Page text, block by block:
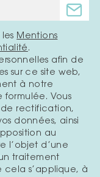
Mentions
.
afin de
sur ce site web,
à notre
Vous
de rectification,
données, ainsi
au
l’objet d’une
traitement
cela s’applique, à